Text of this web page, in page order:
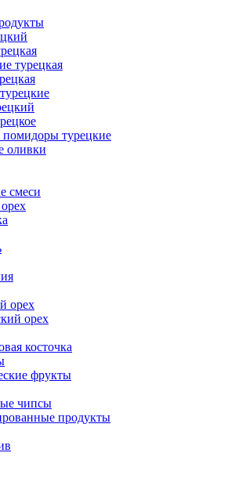
турецкая
турецкие
оливки
смеси
орех
орех
косточка
фрукты
чипсы
продукты